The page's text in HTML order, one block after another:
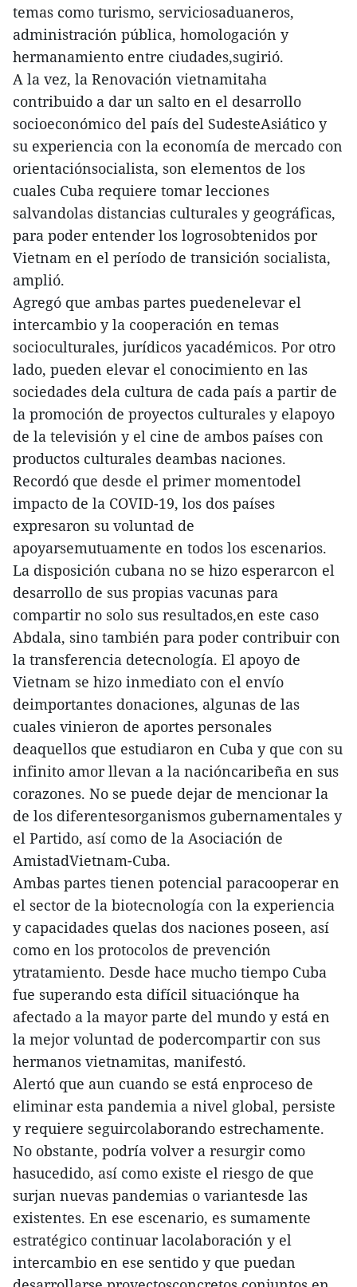
temas como turismo, serviciosaduaneros,
administración pública, homologación y
hermanamiento entre ciudades,sugirió.
A la vez, la Renovación vietnamitaha
contribuido a dar un salto en el desarrollo
socioeconómico del país del SudesteAsiático y
su experiencia con la economía de mercado con
orientaciónsocialista, son elementos de los
cuales Cuba requiere tomar lecciones
salvandolas distancias culturales y geográficas,
para poder entender los logrosobtenidos por
Vietnam en el período de transición socialista,
amplió.
Agregó que ambas partes puedenelevar el
intercambio y la cooperación en temas
socioculturales, jurídicos yacadémicos. Por otro
lado, pueden elevar el conocimiento en las
sociedades dela cultura de cada país a partir de
la promoción de proyectos culturales y elapoyo
de la televisión y el cine de ambos países con
productos culturales deambas naciones.
Recordó que desde el primer momentodel
impacto de la COVID-19, los dos países
expresaron su voluntad de
apoyarsemutuamente en todos los escenarios.
La disposición cubana no se hizo esperarcon el
desarrollo de sus propias vacunas para
compartir no solo sus resultados,en este caso
Abdala, sino también para poder contribuir con
la transferencia detecnología. El apoyo de
Vietnam se hizo inmediato con el envío
deimportantes donaciones, algunas de las
cuales vinieron de aportes personales
deaquellos que estudiaron en Cuba y que con su
infinito amor llevan a la nacióncaribeña en sus
corazones. No se puede dejar de mencionar la
de los diferentesorganismos gubernamentales y
el Partido, así como de la Asociación de
AmistadVietnam-Cuba.
Ambas partes tienen potencial paracooperar en
el sector de la biotecnología con la experiencia
y capacidades quelas dos naciones poseen, así
como en los protocolos de prevención
ytratamiento. Desde hace mucho tiempo Cuba
fue superando esta difícil situaciónque ha
afectado a la mayor parte del mundo y está en
la mejor voluntad de podercompartir con sus
hermanos vietnamitas, manifestó.
Alertó que aun cuando se está enproceso de
eliminar esta pandemia a nivel global, persiste
y requiere seguircolaborando estrechamente.
No obstante, podría volver a resurgir como
hasucedido, así como existe el riesgo de que
surjan nuevas pandemias o variantesde las
existentes. En ese escenario, es sumamente
estratégico continuar lacolaboración y el
intercambio en ese sentido y que puedan